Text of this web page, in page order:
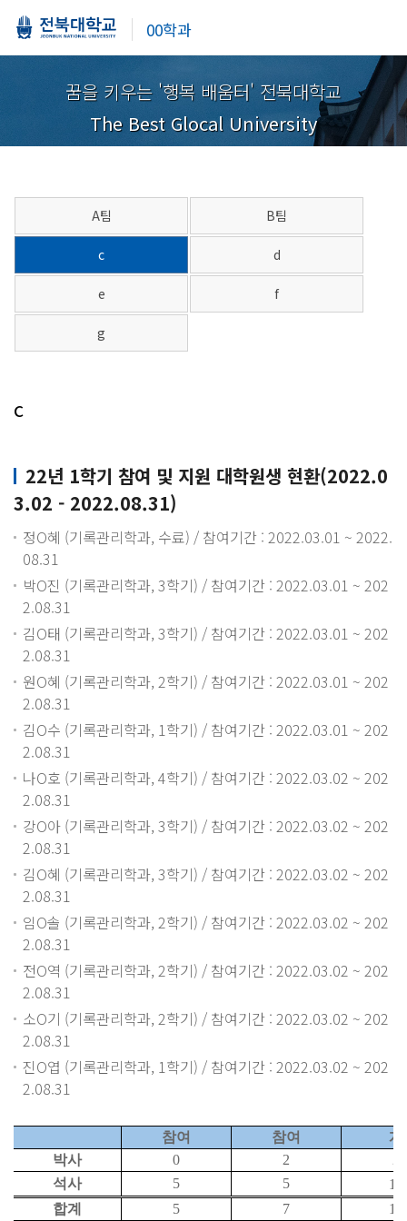
00학과
꿈을 키우는 '행복 배움터' 전북대학교
The Best Glocal University
A팀 B팀
c d
e f
g
c
22년 1학기 참여 및 지원 대학원생 현환(2022.0
3.02 - 2022.08.31)
정O혜 (기록관리학과, 수료) / 참여기간 : 2022.03.01 ~ 2022.
08.31
박O진 (기록관리학과, 3학기) / 참여기간 : 2022.03.01 ~ 202
2.08.31
김O태 (기록관리학과, 3학기) / 참여기간 : 2022.03.01 ~ 202
2.08.31
원O혜 (기록관리학과, 2학기) / 참여기간 : 2022.03.01 ~ 202
2.08.31
김O수 (기록관리학과, 1학기) / 참여기간 : 2022.03.01 ~ 202
2.08.31
나O호 (기록관리학과, 4학기) / 참여기간 : 2022.03.02 ~ 202
2.08.31
강O아 (기록관리학과, 3학기) / 참여기간 : 2022.03.02 ~ 202
2.08.31
김O혜 (기록관리학과, 3학기) / 참여기간 : 2022.03.02 ~ 202
2.08.31
임O솔 (기록관리학과, 2학기) / 참여기간 : 2022.03.02 ~ 202
2.08.31
전O역 (기록관리학과, 2학기) / 참여기간 : 2022.03.02 ~ 202
2.08.31
소O기 (기록관리학과, 2학기) / 참여기간 : 2022.03.02 ~ 202
2.08.31
진O엽 (기록관리학과, 1학기) / 참여기간 : 2022.03.02 ~ 202
2.08.31
참여 참여
계
박사
0 2
2
석사
5 5
10
합계
5 7 12